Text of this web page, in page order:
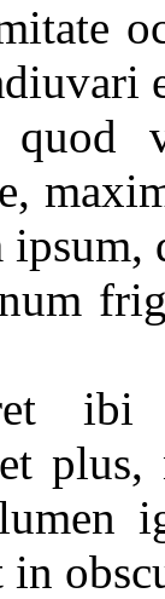
ibi
in